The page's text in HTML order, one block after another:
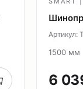
Артикул:
1500 мм
6